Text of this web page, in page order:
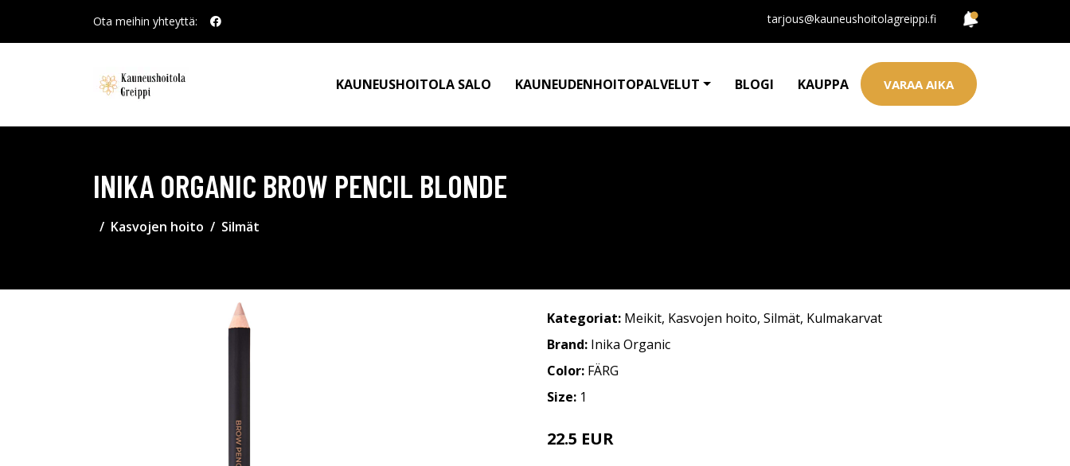
Ota meihin yhteyttä: tarjous@kauneushoitolagreippi.fi
KAUNEUSHOITOLA SALO KAUNEUDENHOITOPALVELUT BLOGI KAUPPA VARAA AIKA
INIKA ORGANIC BROW PENCIL BLONDE
Kasvojen hoito Silmät
Kategoriat: Meikit, Kasvojen hoito, Silmät, Kulmakarvat
Brand: Inika Organic
Color: FÄRG
Size: 1
22.5 EUR